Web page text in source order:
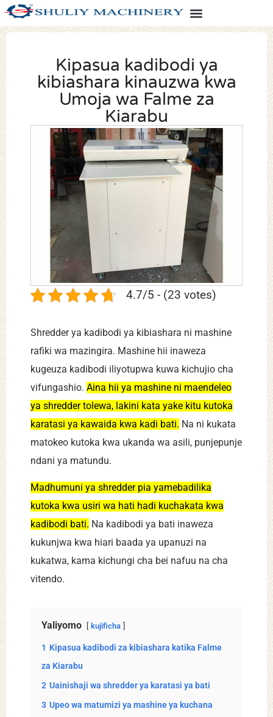
Kipasua kadibodi ya
kibiashara kinauzwa kwa
Umoja wa Falme za
Kiarabu
4.7/5 - (23 votes)
Shredder ya kadibodi ya kibiashara ni mashine
rafiki wa mazingira. Mashine hii inaweza
kugeuza kadibodi iliyotupwa kuwa kichujio cha
vifungashio. Aina hii ya mashine ni maendeleo
ya shredder tolewa, lakini kata yake kitu kutoka
karatasi ya kawaida kwa kadi bati. Na ni kukata
matokeo kutoka kwa ukanda wa asili, punjepunje
ndani ya matundu.
Madhumuni ya shredder pia yamebadilika
kutoka kwa usiri wa hati hadi kuchakata kwa
kadibodi bati. Na kadibodi ya bati inaweza
kukunjwa kwa hiari baada ya upanuzi na
kukatwa, kama kichungi cha bei nafuu na cha
vitendo.
Yaliyomo kujificha
1 Kipasua kadibodi za kibiashara katika Falme
za Kiarabu
2 Uainishaji wa shredder ya karatasi ya bati
3 Upeo wa matumizi ya mashine ya kuchana